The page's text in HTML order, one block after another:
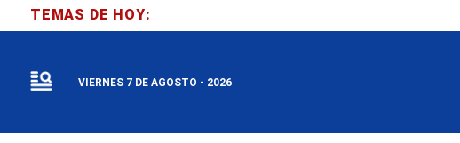
TEMAS DE HOY:
VIERNES 7 DE AGOSTO - 2026